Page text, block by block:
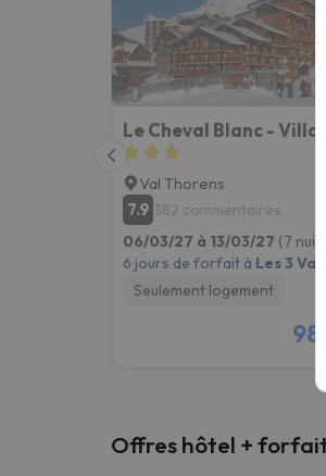
Val Thorens
7.9 382 commentaires
06/03/27 à 13/03/27 (7 nuits)
6 jours de forfait à Les 3
Seulement logement
Offres hôtel +